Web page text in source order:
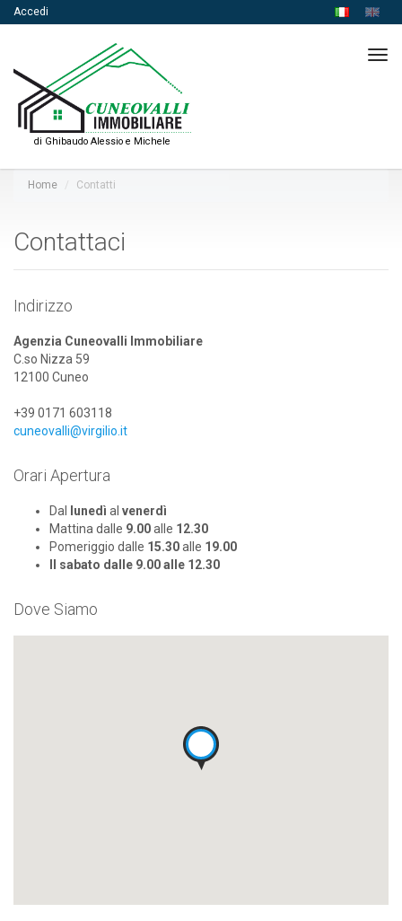
Accedi
di Ghibaudo Alessio e Michele
Home Contatti
Contattaci
Indirizzo
Agenzia Cuneovalli Immobiliare
C.so Nizza 59
12100 Cuneo
+39 0171 603118
cuneovalli@virgilio.it
Orari Apertura
Dal lunedì al venerdì
Mattina dalle 9.00alle 12.30
Pomeriggio dalle 15.30alle 19.00
Il sabato dalle 9.00 alle 12.30
Dove Siamo